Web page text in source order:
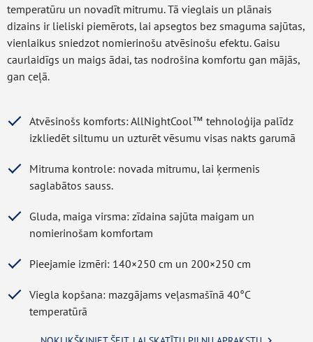
temperatūru un novadīt mitrumu. Tā vieglais un plānais
dizains ir lieliski piemērots, lai apsegtos bez smaguma sajūtas,
vienlaikus sniedzot nomierinošu atvēsinošu efektu. Gaisu
caurlaidīgs un maigs ādai, tas nodrošina komfortu gan mājās,
gan ceļā.
Atvēsinošs komforts: AllNightCool™ tehnoloģija palīdz
izkliedēt siltumu un uzturēt vēsumu visas nakts garumā
Mitruma kontrole: novada mitrumu, lai ķermenis
saglabātos sauss.
Gluda, maiga virsma: zīdaina sajūta maigam un
nomierinošam komfortam
Pieejamie izmēri: 140×250 cm un 200×250 cm
Viegla kopšana: mazgājams veļasmašīnā 40°C
temperatūrā